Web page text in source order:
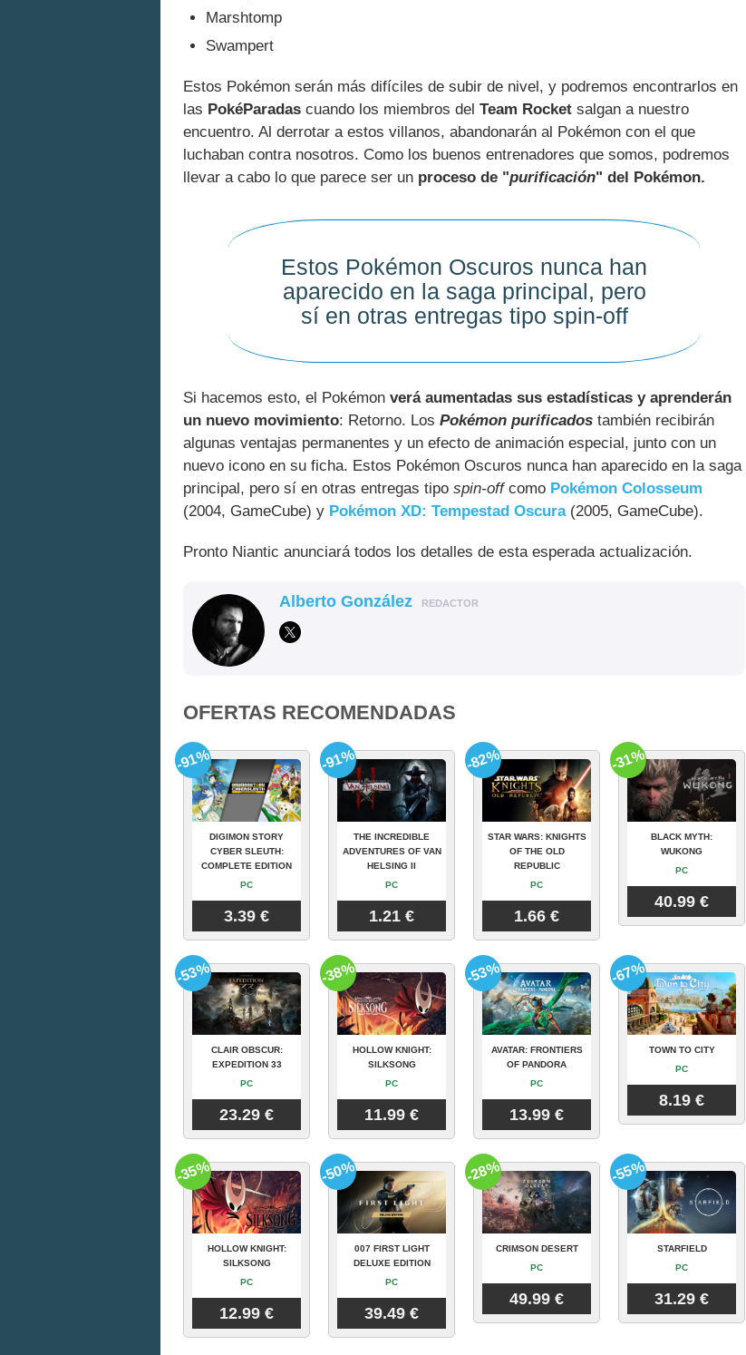
Marshtomp
Swampert
Estos Pokémon serán más difíciles de subir de nivel, y podremos encontrarlos en
las PokéParadas cuando los miembros del Team Rocket salgan a nuestro
encuentro. Al derrotar a estos villanos, abandonarán al Pokémon con el que
luchaban contra nosotros. Como los buenos entrenadores que somos, podremos
llevar a cabo lo que parece ser un proceso de "purificación" del Pokémon.
Estos Pokémon Oscuros nunca han
aparecido en la saga principal, pero
sí en otras entregas tipo spin-off
Si hacemos esto, el Pokémon verá aumentadas sus estadísticas y aprenderán
un nuevo movimiento: Retorno. Los Pokémon purificados también recibirán
algunas ventajas permanentes y un efecto de animación especial, junto con un
nuevo icono en su ficha. Estos Pokémon Oscuros nunca han aparecido en la saga
principal, pero sí en otras entregas tipo spin-offcomo Pokémon Colosseum
(2004, GameCube) y Pokémon XD: Tempestad Oscura(2005, GameCube).
Pronto Niantic anunciará todos los detalles de esta esperada actualización.
Alberto González REDACTOR
OFERTAS RECOMENDADAS
DIGIMON STORY
CYBER SLEUTH:
COMPLETE EDITION
PC
3.39 €
-91%
THE INCREDIBLE
ADVENTURES OF VAN
HELSING II
PC
1.21 €
-91%
STAR WARS: KNIGHTS
OF THE OLD
REPUBLIC
PC
1.66 €
-82%
BLACK MYTH:
WUKONG
PC
40.99 €
-31%
CLAIR OBSCUR:
EXPEDITION 33
PC
23.29 €
-53%
HOLLOW KNIGHT:
SILKSONG
PC
11.99 €
-38%
AVATAR: FRONTIERS
OF PANDORA
PC
13.99 €
-53%
TOWN TO CITY
PC
8.19 €
-67%
HOLLOW KNIGHT:
SILKSONG
PC
12.99 €
-35%
007 FIRST LIGHT
DELUXE EDITION
PC
39.49 €
-50%
CRIMSON DESERT
PC
49.99 €
-28%
STARFIELD
PC
31.29 €
-55%